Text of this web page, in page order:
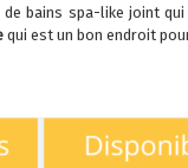
bains spa-like joint
qui est un bon endroit